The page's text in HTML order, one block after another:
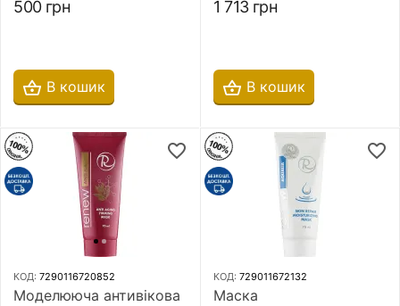
500 грн
В кошик
1 713 грн
В кошик
КОД: 7290116720852
Моделююча антивікова
КОД: 729011672132
Маска